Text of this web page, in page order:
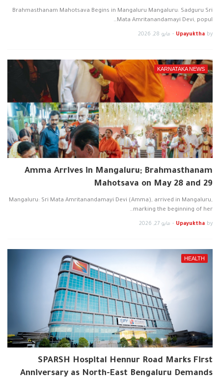
Brahmasthanam Mahotsava Begins in Mangaluru Mangaluru: Sadguru Sri
Mata Amritanandamayi Devi, popul…
by
Upayuktha
- مايو 28, 2026
KARNATAKA NEWS
Amma Arrives in Mangaluru; Brahmasthanam
Mahotsava on May 28 and 29
Mangaluru: Sri Mata Amritanandamayi Devi (Amma), arrived in Mangaluru,
marking the beginning of her…
by
Upayuktha
- مايو 27, 2026
HEALTH
SPARSH Hospital Hennur Road Marks First
Anniversary as North-East Bengaluru Demands